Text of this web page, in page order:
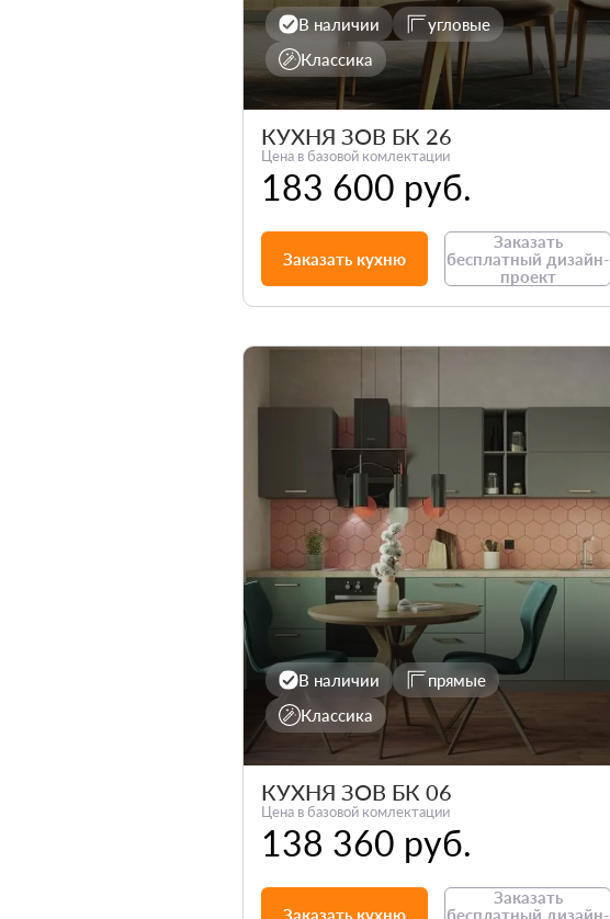
В наличии
угловые
Классика
КУХНЯ ЗОВ БК 26
Цена в базовой комлектации
183 600 руб.
Заказать кухню
Заказать
бесплатный дизайн-
проект
В наличии
прямые
Классика
КУХНЯ ЗОВ БК 06
Цена в базовой комлектации
138 360 руб.
Заказать кухню
Заказать
бесплатный дизайн-